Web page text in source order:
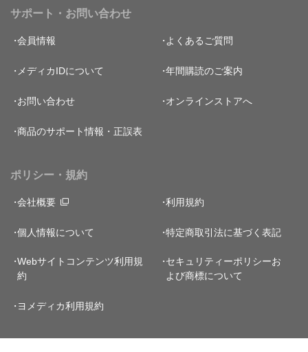
サポート・お問い合わせ
会員情報 よくあるご質問
メディカIDについて 年間購読のご案内
お問い合わせ オンラインストアへ
商品のサポート情報・正誤表
ポリシー・規約
会社概要 利用規約
個人情報について 特定商取引法に基づく表記
Webサイトコンテンツ利用規
約
セキュリティーポリシーお
よび商標について
ヨメディカ利用規約